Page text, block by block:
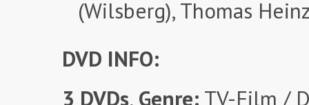
(Wilsberg), Thomas
DVD INFO:
3 DVDs, Genre: TV-Film /